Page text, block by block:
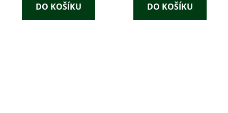
DO KOŠÍKU DO KOŠÍKU